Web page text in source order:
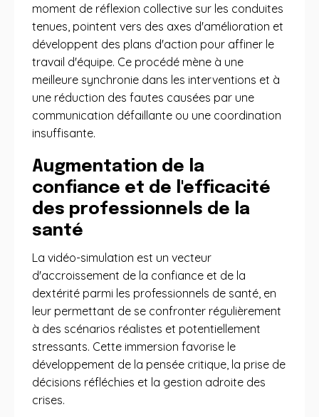
moment de réflexion collective sur les conduites
tenues, pointent vers des axes d'amélioration et
développent des plans d'action pour affiner le
travail d'équipe. Ce procédé mène à une
meilleure synchronie dans les interventions et à
une réduction des fautes causées par une
communication défaillante ou une coordination
insuffisante.
Augmentation de la
confiance et de l'efficacité
des professionnels de la
santé
La vidéo-simulation est un vecteur
d'accroissement de la confiance et de la
dextérité parmi les professionnels de santé, en
leur permettant de se confronter régulièrement
à des scénarios réalistes et potentiellement
stressants. Cette immersion favorise le
développement de la pensée critique, la prise de
décisions réfléchies et la gestion adroite des
crises.